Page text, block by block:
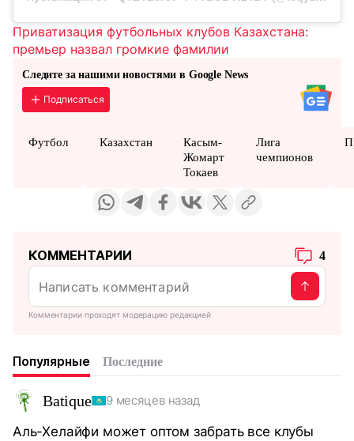
Приватизация футбольных клубов Казахстана:
премьер назвал громкие фамилии
Следите за нашими новостями в Google News
Подписаться
Футбол Казахстан
Касым-
Жомарт
Токаев
Лига
чемпионов
КОММЕНТАРИИ 4
Комментарии проходят модерацию редакцией
Популярные Последние
Batique 9 месяцев назад
Аль-Хелайфи может оптом забрать все клубы